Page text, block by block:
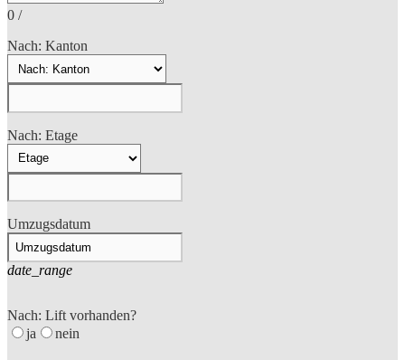
0 /
Nach: Kanton
Nach: Etage
Umzugsdatum
date_range
Nach: Lift vorhanden?
ja
nein